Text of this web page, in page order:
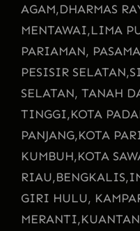
AGAM,DHARMAS
MENTAWAI,LIMA
PARIAMAN,
PESISIR SELATAN,
SELATAN, TANAH
TINGGI,KOTA
PANJANG,KOTA
KUMBUH,KOTA
RIAU,BENGKALIS,
GIRI HULU,
MERANTI,KUANTAN